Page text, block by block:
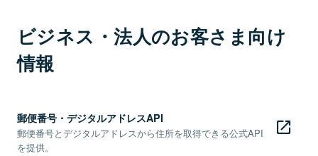
ビジネス・法人のお客さま向け
情報
郵便番号・デジタルアドレスAPI
郵便番号とデジタルアドレスから住所を取得できる公式API
を提供。